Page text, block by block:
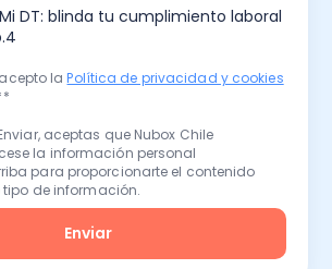
DT: blinda tu cumplimiento laboral
laPolítica de privacidad y cookies
*
aceptas que Nubox Chile
la información personal
para proporcionarte el contenido
de información.